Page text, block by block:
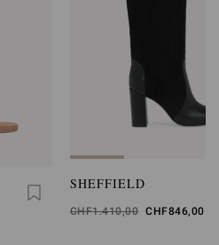
SHEFFIELD
Betrug
CHF1.410,00
Beträgt CHF846,00